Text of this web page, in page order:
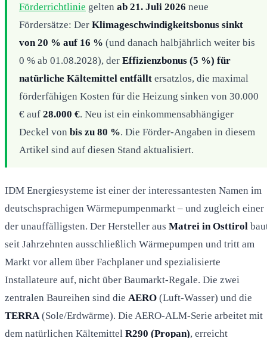
Förderrichtlinie gelten ab 21. Juli 2026 neue
Fördersätze: Der Klimageschwindigkeitsbonus sinkt
von 20 % auf 16 % (und danach halbjährlich weiter bis
0 % ab 01.08.2028), der Effizienzbonus (5 %) für
natürliche Kältemittel entfällt ersatzlos, die maximal
förderfähigen Kosten für die Heizung sinken von 30.000
€ auf 28.000 €. Neu ist ein einkommensabhängiger
Deckel von bis zu 80 %. Die Förder-Angaben in diesem
Artikel sind auf diesen Stand aktualisiert.
IDM Energiesysteme ist einer der interessantesten Namen im
deutschsprachigen Wärmepumpenmarkt – und zugleich einer
der unauffälligsten. Der Hersteller aus Matrei in Osttirol
seit Jahrzehnten ausschließlich Wärmepumpen und tritt am
Markt vor allem über Fachplaner und spezialisierte
Installateure auf, nicht über Baumarkt-Regale. Die zwei
zentralen Baureihen sind die AERO (Luft-Wasser) und die
TERRA (Sole/Erdwärme). Die AERO-ALM-Serie arbeitet mit
dem natürlichen Kältemittel R290 (Propan), erreicht